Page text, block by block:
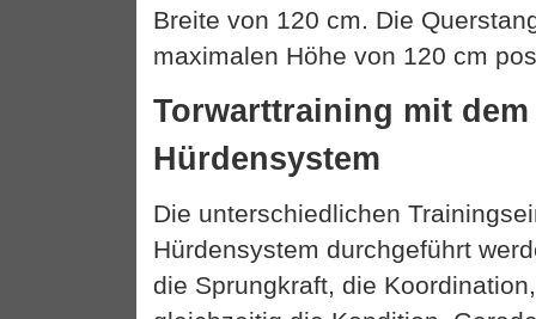
Breite von 120 cm. Die
maximalen Höhe von 120 cm
Torwarttraining mit
Hürdensystem
Die unterschiedlichen
Hürdensystem durchgeführt
die Sprungkraft, die